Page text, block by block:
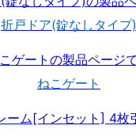
折戸ドア(錠なしタイプ)
ねこゲート